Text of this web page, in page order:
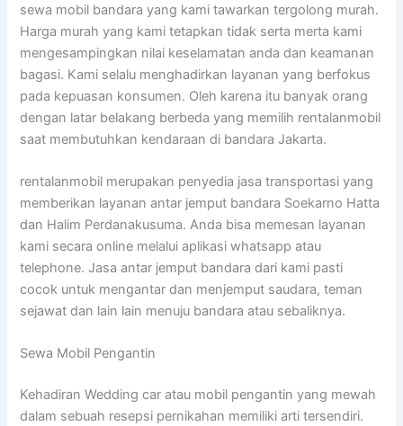
sewa mobil bandara yang kami tawarkan tergolong murah.
Harga murah yang kami tetapkan tidak serta merta kami
mengesampingkan nilai keselamatan anda dan keamanan
bagasi. Kami selalu menghadirkan layanan yang berfokus
pada kepuasan konsumen. Oleh karena itu banyak orang
dengan latar belakang berbeda yang memilih rentalanmobil
saat membutuhkan kendaraan di bandara Jakarta.
rentalanmobil merupakan penyedia jasa transportasi yang
memberikan layanan antar jemput bandara Soekarno Hatta
dan Halim Perdanakusuma. Anda bisa memesan layanan
kami secara online melalui aplikasi whatsapp atau
telephone. Jasa antar jemput bandara dari kami pasti
cocok untuk mengantar dan menjemput saudara, teman
sejawat dan lain lain menuju bandara atau sebaliknya.
Sewa Mobil Pengantin
Kehadiran Wedding car atau mobil pengantin yang mewah
dalam sebuah resepsi pernikahan memiliki arti tersendiri.